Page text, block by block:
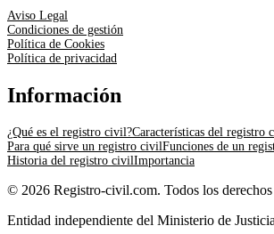
Aviso Legal
Condiciones de gestión
Política de Cookies
Política de privacidad
Información
¿Qué es el registro civil?Características del registro
Para qué sirve un registro civilFunciones de un
Historia del registro civilImportancia
© 2026 Registro-civil.com. Todos los derechos
Entidad independiente del Ministerio de Justicia